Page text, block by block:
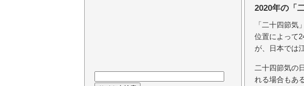
2020年の「
「二十四節
位置によって
が、日本では
二十四節気の
れる場合もあ